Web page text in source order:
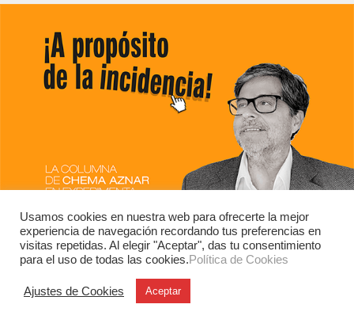
Usamos cookies en nuestra web para ofrecerte la mejor
experiencia de navegación recordando tus preferencias en
visitas repetidas. Al elegir "Aceptar", das tu consentimiento
para el uso de todas las cookies.Política de Cookies
Ajustes de Cookies Aceptar